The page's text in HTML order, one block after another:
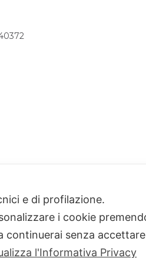
e di profilazione.
i cookie
continuerai senza
l'Informativa Privacy